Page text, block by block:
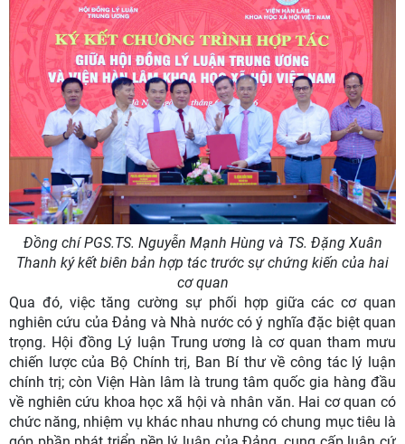
Đồng chí PGS.TS. Nguyễn Mạnh Hùng và TS. Đặng Xuân
Thanh ký kết biên bản hợp tác trước sự chứng kiến của hai
cơ quan
Qua đó, việc tăng cường sự phối hợp giữa các cơ quan
nghiên cứu của Đảng và Nhà nước có ý nghĩa đặc biệt quan
trọng. Hội đồng Lý luận Trung ương là cơ quan tham mưu
chiến lược của Bộ Chính trị, Ban Bí thư về công tác lý luận
chính trị; còn Viện Hàn lâm là trung tâm quốc gia hàng đầu
về nghiên cứu khoa học xã hội và nhân văn. Hai cơ quan có
chức năng, nhiệm vụ khác nhau nhưng có chung mục tiêu là